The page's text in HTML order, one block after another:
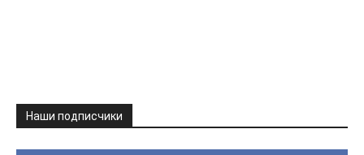
Наши подписчики